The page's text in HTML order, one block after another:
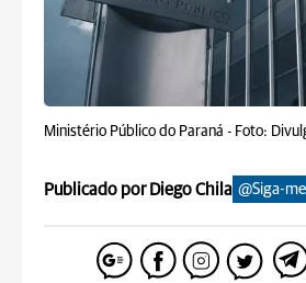
Ministério Público do Paraná - Foto:
Publicado por Diego Chila @Siga-me